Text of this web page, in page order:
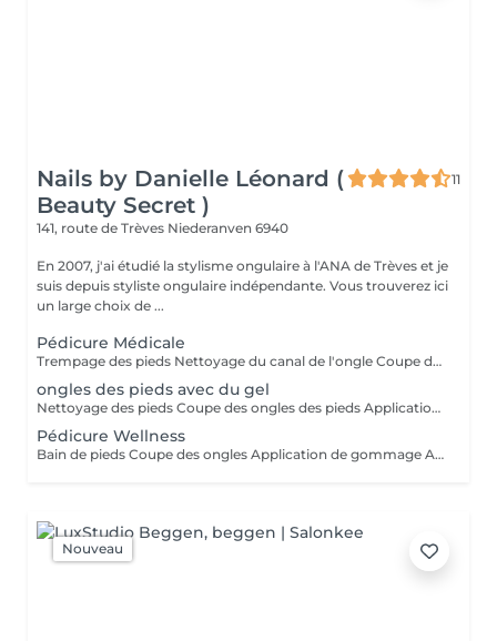
Nails by Danielle Léonard (
Beauty Secret )
11
141, route de Trèves Niederanven 6940
En 2007, j'ai étudié la stylisme ongulaire à l'ANA de Trèves et je
suis depuis styliste ongulaire indépendante. Vous trouverez ici
un large choix de ...
Pédicure Médicale
Trempage des pieds Nettoyage du canal de l'ongle Coupe des ongles Découpe des ongles incarnés Élimination de la corne, des ils-de-perdrix, des fissures Crème si necessaire traitement mycose
ongles des pieds avec du gel
Nettoyage des pieds Coupe des ongles des pieds Application de gel, qu'il soit coloré , en french ou en version transparente Dure 2-3 mois
Pédicure Wellness
Bain de pieds Coupe des ongles Application de gommage Application de masque avec temps de pose Massage pieds et jambes Creme
Nouveau